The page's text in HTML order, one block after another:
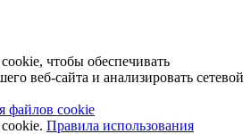
чтобы обеспечивать
веб-сайта и анализировать сетевой
файлов cookie
Правила использования